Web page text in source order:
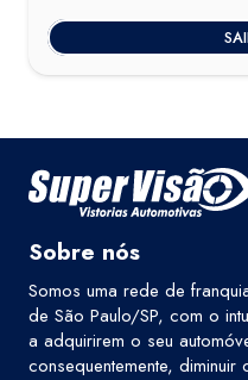
Sobre nós
Somos uma rede de
de São Paulo/SP, com o
a adquirirem o seu
consequentemente,